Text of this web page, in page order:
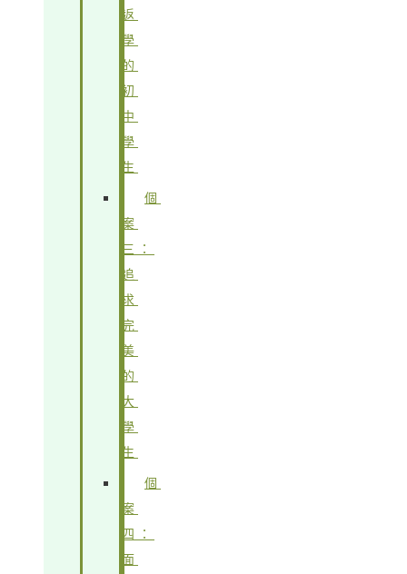
返
學
的
初
中
學
生
個
案
三：
追
求
完
美
的
大
學
生
個
案
四：
面